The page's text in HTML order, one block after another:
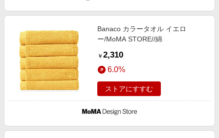
Banaco カラータオル イエロ
ー/MoMA STORE//綿
￥ 2,310
6.0%
ストアにすすむ